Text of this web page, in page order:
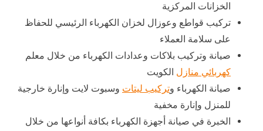
الخزانات المركزية
تركيب قواطع وعوزال لخزان الكهرباء الرئيسي للحفاظ
على سلامة العملاء
صيانة وتركيب بلاكات وعدادات الكهرباء من خلال معلم
كهربائي منازل الكويت
صيانة الكهرباء وتركيب ليتات وسبوت لايت وإنارة خارجية
للمنزل وإنارة مخفية
الخبرة في صيانة أجهزة الكهرباء بكافة أنواعها من خلال